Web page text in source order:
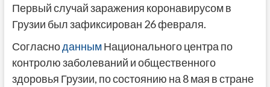
Первый случай заражения коронавирусом в
Грузии был зафиксирован 26 февраля.
СогласноданнымНационального центра по
контролю заболеваний и общественного
здоровья Грузии, по состоянию на 8 мая в стране